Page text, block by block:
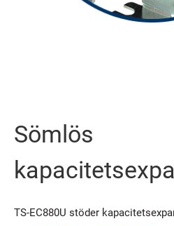
Sömlös
TS-EC880U stöder